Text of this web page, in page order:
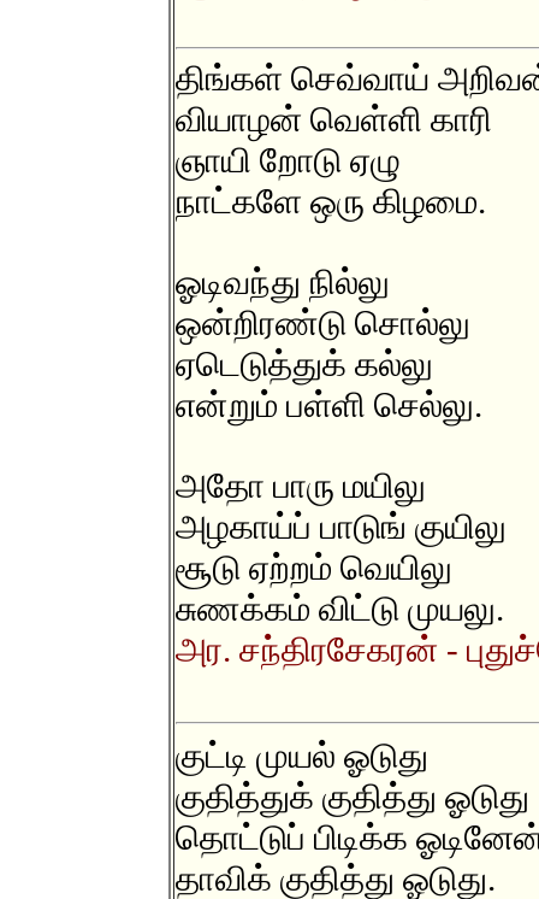
திங்கள் செவ்வாய்
வியாழன் வெள்ளி காரி
ஞாயி றோடு ஏழு
நாட்களே ஒரு கிழமை.
ஓடிவந்து நில்லு
ஒன்றிரண்டு சொல்லு
ஏடெடுத்துக் கல்லு
என்றும் பள்ளி செல்லு.
அதோ பாரு மயிலு
அழகாய்ப் பாடுங் குயிலு
சூடு ஏற்றம் வெயிலு
சுணக்கம் விட்டு முயலு.
அர. சந்திரசேகரன் -
குட்டி முயல் ஓடுது
குதித்துக் குதித்து ஓடுது
தொட்டுப் பிடிக்க
தாவிக் குதித்து ஓடுது.